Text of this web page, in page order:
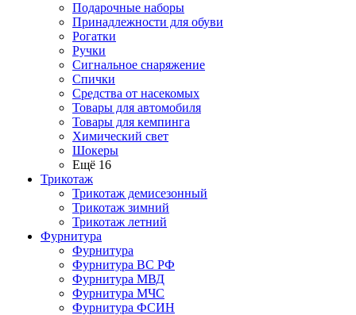
Подарочные наборы
Принадлежности для обуви
Рогатки
Ручки
Сигнальное снаряжение
Спички
Средства от насекомых
Товары для автомобиля
Товары для кемпинга
Химический свет
Шокеры
Ещё 16
Трикотаж
Трикотаж демисезонный
Трикотаж зимний
Трикотаж летний
Фурнитура
Фурнитура
Фурнитура ВС РФ
Фурнитура МВД
Фурнитура МЧС
Фурнитура ФСИН